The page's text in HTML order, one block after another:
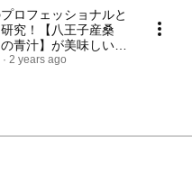
ロフェッショナルと
究！【八王子産桑
の青汁】が美味しいヒ
2 years ago